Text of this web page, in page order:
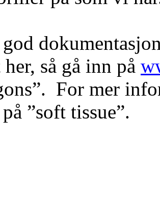
så gå inn på
For mer
”soft tissue”.